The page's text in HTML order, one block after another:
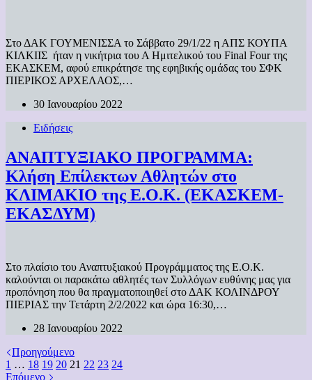
Στο ΔΑΚ ΓΟΥΜΕΝΙΣΣΑ το Σάββατο 29/1/22 η ΑΠΣ ΚΟΥΠΑ
ΚΙΛΚΙΙΣ ήταν η νικήτρια του Α Ημιτελικού του Final Four της
ΕΚΑΣΚΕΜ, αφού επικράτησε της εφηβικής ομάδας του ΣΦΚ
ΠΙΕΡΙΚΟΣ ΑΡΧΕΛΑΟΣ,…
30 Ιανουαρίου 2022
Ειδήσεις
ΑΝΑΠΤΥΞΙΑΚΟ ΠΡΟΓΡΑΜΜΑ:
Κλήση Επίλεκτων Αθλητών στο
ΚΛΙΜΑΚΙΟ της Ε.Ο.Κ. (ΕΚΑΣΚΕΜ-
ΕΚΑΣΔΥΜ)
Στο πλαίσιο του Αναπτυξιακού Προγράμματος της Ε.Ο.Κ.
καλούνται οι παρακάτω αθλητές των Συλλόγων ευθύνης μας για
προπόνηση που θα πραγματοποιηθεί στο ΔΑΚ ΚΟΛΙΝΔΡΟΥ
ΠΙΕΡΙΑΣ την Τετάρτη 2/2/2022 και ώρα 16:30,…
28 Ιανουαρίου 2022
Προηγούμενο
1 … 18 19 20 21 22 23 24
Επόμενο